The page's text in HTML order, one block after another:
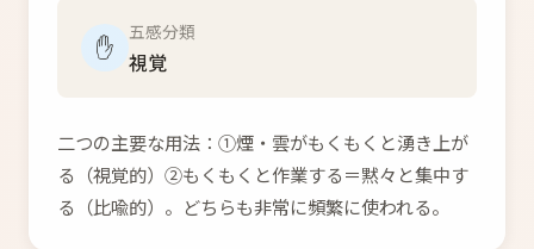
✋ 五感分類
視覚
二つの主要な用法：①煙・雲がもくもくと湧き上が
る（視覚的）②もくもくと作業する＝黙々と集中す
る（比喩的）。どちらも非常に頻繁に使われる。